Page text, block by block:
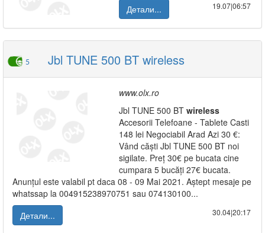
Детали...
19.07|06:57
5 Jbl TUNE 500 BT wireless
www.olx.ro
Jbl TUNE 500 BT wireless
Accesorii Telefoane - Tablete Casti
148 lei Negociabil Arad Azi 30 €:
Vând căști Jbl TUNE 500 BT noi
sigilate. Preț 30€ pe bucata cine
cumpara 5 bucăți 27€ bucata.
Anunțul este valabil pt daca 08 - 09 Mai 2021. Aștept mesaje pe
whatssap la 004915238970751 sau 074130100...
Детали...
30.04|20:17